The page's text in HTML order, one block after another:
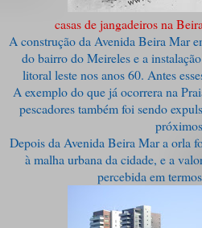
casas de jangadeiros na
A construção da Avenida Beira Mar
do bairro do Meireles e a
litoral leste nos anos 60. Antes
A exemplo do que já ocorrera na
pescadores também foi sendo
Depois da Avenida Beira Mar a orla
à malha urbana da cidade, e a
percebida em